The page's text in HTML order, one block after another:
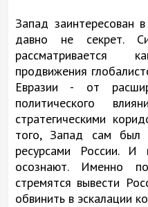
Запад заинтересован
давно не секрет.
рассматривается
продвижения
Евразии - от
политического
стратегическими
того, Запад сам был
ресурсами России. И
осознают. Именно
стремятся вывести
обвинить в эскалации